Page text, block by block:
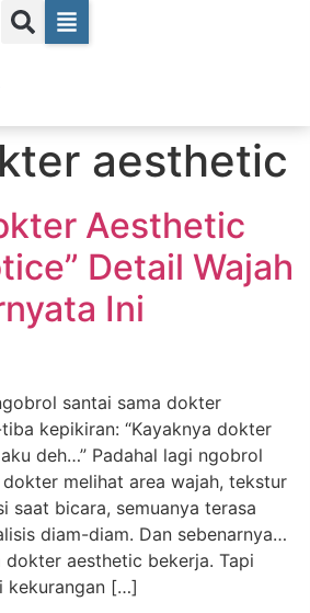
aesthetic
Aesthetic
Detail Wajah
Ini
santai sama dokter
kepikiran: “Kayaknya dokter
deh…” Padahal lagi ngobrol
melihat area wajah, tekstur
saat bicara, semuanya terasa
diam-diam. Dan sebenarnya…
aesthetic bekerja. Tapi
kekurangan […]